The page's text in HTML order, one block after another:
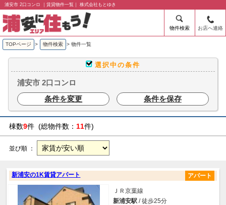
浦安市 2口コンロ ｜賃貸物件一覧｜ 株式会社もとゆき
物件検索 お店へ連絡
TOPページ > 物件検索 > 物件一覧
選択中の条件
浦安市 2口コンロ
条件を変更
条件を保存
棟数9件 (総物件数： 11件)
並び順 ：
新浦安の1K賃貸アパート アパート
ＪＲ京葉線
新浦安駅 / 徒歩25分